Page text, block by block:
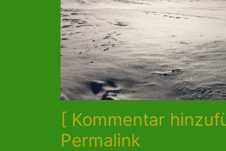
[ Kommentar
Permalink